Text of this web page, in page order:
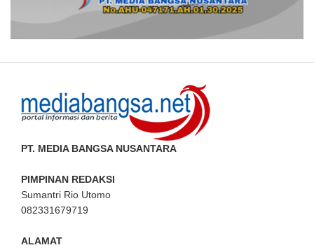
PT. MEDIA BANGSA NUSANTARA
PIMPINAN REDAKSI
Sumantri Rio Utomo
082331679719
ALAMAT